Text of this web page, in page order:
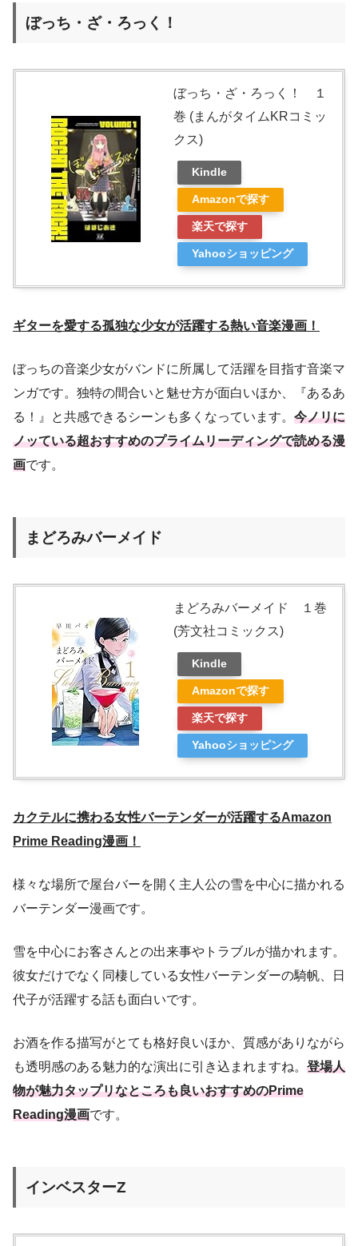
ぼっち・ざ・ろっく！
ぼっち・ざ・ろっく！ １
巻 (まんがタイムKRコミッ
クス)
Kindle
Amazonで探す
楽天で探す
Yahooショッピング
ギターを愛する孤独な少女が活躍する熱い音楽漫画！
ぼっちの音楽少女がバンドに所属して活躍を目指す音楽マ
ンガです。独特の間合いと魅せ方が面白いほか、『あるあ
る！』と共感できるシーンも多くなっています。 今ノリに
ノッている超おすすめのプライムリーディングで読める漫
画です。
まどろみバーメイド
まどろみバーメイド １巻
(芳文社コミックス)
Kindle
Amazonで探す
楽天で探す
Yahooショッピング
カクテルに携わる女性バーテンダーが活躍するAmazon
Prime Reading漫画！
様々な場所で屋台バーを開く主人公の雪を中心に描かれる
バーテンダー漫画です。
雪を中心にお客さんとの出来事やトラブルが描かれます。
彼女だけでなく同棲している女性バーテンダーの騎帆、日
代子が活躍する話も面白いです。
お酒を作る描写がとても格好良いほか、質感がありながら
も透明感のある魅力的な演出に引き込まれますね。 登場人
物が魅力タップリなところも良いおすすめのPrime
Reading漫画です。
インベスターZ